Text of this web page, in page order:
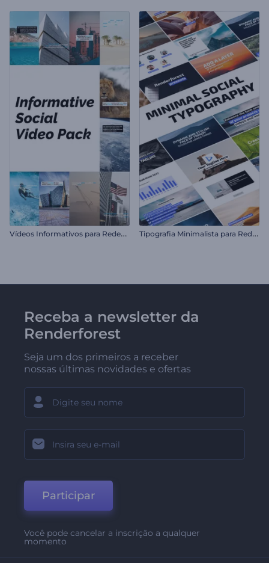
V
ídeos Informativos para Redes Sociais T
ipografia Minimalista para Redes Sociais
Receba a newsletter da
Renderforest
Seja um dos primeiros a receber
nossas últimas novidades e ofertas
Participar
Você pode cancelar a inscrição a qualquer
momento